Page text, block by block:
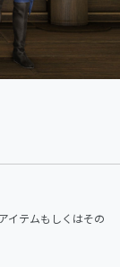
イテムもしくはその